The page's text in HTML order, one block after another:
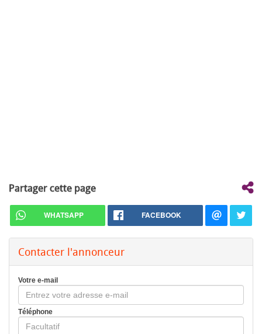
Partager cette page
WHATSAPP FACEBOOK
Contacter l'annonceur
Votre e-mail
Téléphone